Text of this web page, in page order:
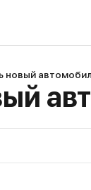
новый